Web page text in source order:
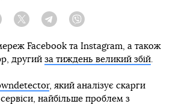
Facebook Twitter Telegram
Facebook та Instagram, а також
другий за тиждень великий збій
, який аналізує скарги
сервіси, найбільше проблем з